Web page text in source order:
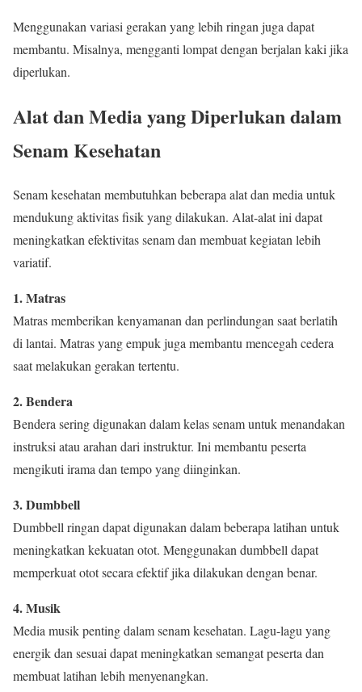
Menggunakan variasi gerakan yang lebih ringan juga dapat
membantu. Misalnya, mengganti lompat dengan berjalan kaki jika
diperlukan.
Alat dan Media yang Diperlukan dalam
Senam Kesehatan
Senam kesehatan membutuhkan beberapa alat dan media untuk
mendukung aktivitas fisik yang dilakukan. Alat-alat ini dapat
meningkatkan efektivitas senam dan membuat kegiatan lebih
variatif.
1. Matras
Matras memberikan kenyamanan dan perlindungan saat berlatih
di lantai. Matras yang empuk juga membantu mencegah cedera
saat melakukan gerakan tertentu.
2. Bendera
Bendera sering digunakan dalam kelas senam untuk menandakan
instruksi atau arahan dari instruktur. Ini membantu peserta
mengikuti irama dan tempo yang diinginkan.
3. Dumbbell
Dumbbell ringan dapat digunakan dalam beberapa latihan untuk
meningkatkan kekuatan otot. Menggunakan dumbbell dapat
memperkuat otot secara efektif jika dilakukan dengan benar.
4. Musik
Media musik penting dalam senam kesehatan. Lagu-lagu yang
energik dan sesuai dapat meningkatkan semangat peserta dan
membuat latihan lebih menyenangkan.